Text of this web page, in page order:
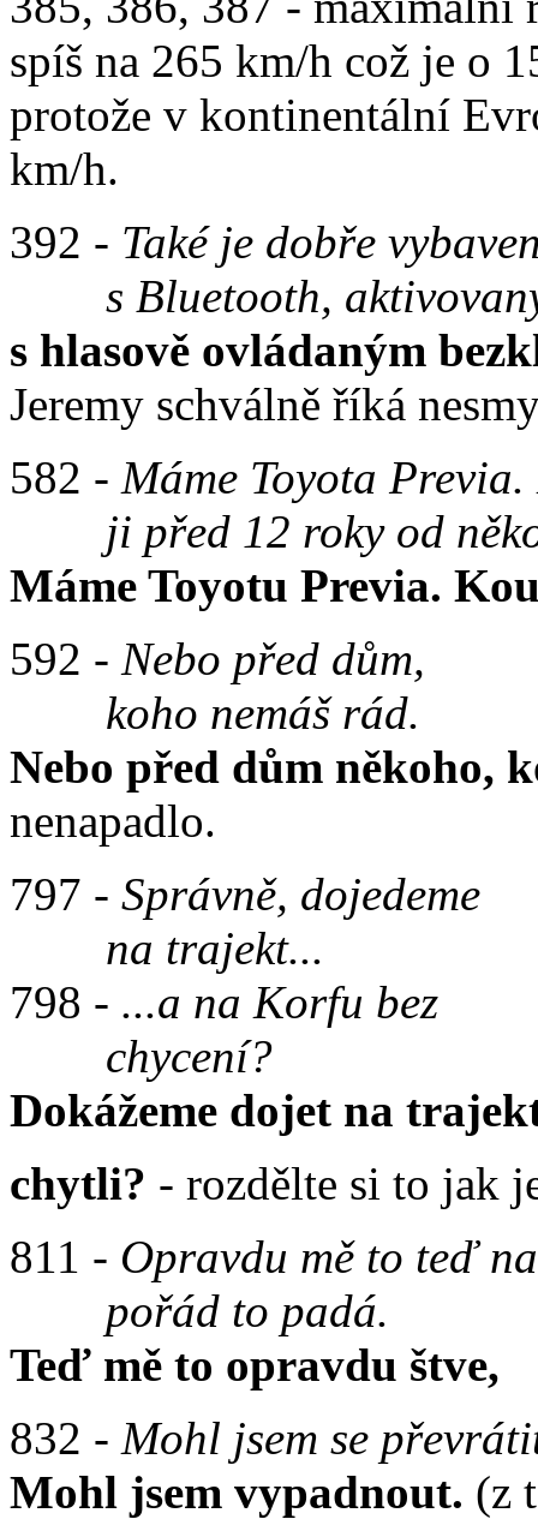
spíš na 265 km/h což je o
protože v kontinentální
km/h.
392 - Také je dobře
s Bluetooth,
s hlasově ovládaným
Jeremy schválně říká
582 - Máme Toyota
ji před 12 roky od
Máme Toyotu Previa.
592 - Nebo před dům,
koho nemáš rád.
Nebo před dům někoho,
nenapadlo.
797 - Správně, dojedeme
na trajekt...
798 - ...a na Korfu bez
chycení?
Dokážeme dojet na
chytli? - rozdělte si to jak
811 - Opravdu mě to teď
pořád to padá.
Teď mě to opravdu štve,
832 - Mohl jsem se
Mohl jsem vypadnout. (z